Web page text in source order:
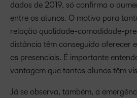
dados de 2019, só confirma o
entre os alunos. O motivo para
relação qualidade-comodidade-
distância têm conseguido oferecer
os presenciais. É importante
vantagem que tantos alunos têm
Já se observa, também, a